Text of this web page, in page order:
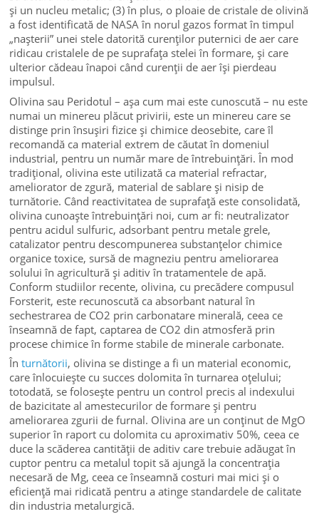
și un nucleu metalic; (3) în plus, o ploaie de cristale de olivină
a fost identificată de NASA în norul gazos format în timpul
„nașterii” unei stele datorită curenților puternici de aer care
ridicau cristalele de pe suprafața stelei în formare, și care
ulterior cădeau înapoi când curenții de aer își pierdeau
impulsul.
Olivina sau Peridotul – așa cum mai este cunoscută – nu este
numai un minereu plăcut privirii, este un minereu care se
distinge prin însușiri fizice și chimice deosebite, care îl
recomandă ca material extrem de căutat în domeniul
industrial, pentru un număr mare de întrebuințări. În mod
tradițional, olivina este utilizată ca material refractar,
ameliorator de zgură, material de sablare și nisip de
turnătorie. Când reactivitatea de suprafață este consolidată,
olivina cunoaște întrebuințări noi, cum ar fi: neutralizator
pentru acidul sulfuric, adsorbant pentru metale grele,
catalizator pentru descompunerea substanțelor chimice
organice toxice, sursă de magneziu pentru ameliorarea
solului în agricultură și aditiv în tratamentele de apă.
Conform studiilor recente, olivina, cu precădere compusul
Forsterit, este recunoscută ca absorbant natural în
sechestrarea de CO2 prin carbonatare minerală, ceea ce
înseamnă de fapt, captarea de CO2 din atmosferă prin
procese chimice în forme stabile de minerale carbonate.
Înturnătorii, olivina se distinge a fi un material economic,
care înlocuiește cu succes dolomita în turnarea oțelului;
totodată, se folosește pentru un control precis al indexului
de bazicitate al amestecurilor de formare și pentru
ameliorarea zgurii de furnal. Olivina are un conținut de MgO
superior în raport cu dolomita cu aproximativ 50%, ceea ce
duce la scăderea cantității de aditiv care trebuie adăugat în
cuptor pentru ca metalul topit să ajungă la concentrația
necesară de Mg, ceea ce înseamnă costuri mai mici și o
eficiență mai ridicată pentru a atinge standardele de calitate
din industria metalurgică.